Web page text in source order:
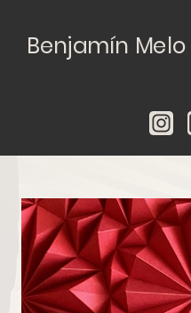
Benjamín Melo